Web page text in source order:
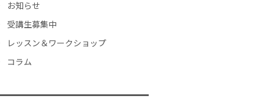
お知らせ
受講生募集中
レッスン＆ワークショップ
コラム